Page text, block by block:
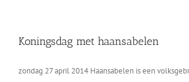
NIET
verboden
Koningsdag met haansabelen
zondag 27 april 2014 Haansabelen is een